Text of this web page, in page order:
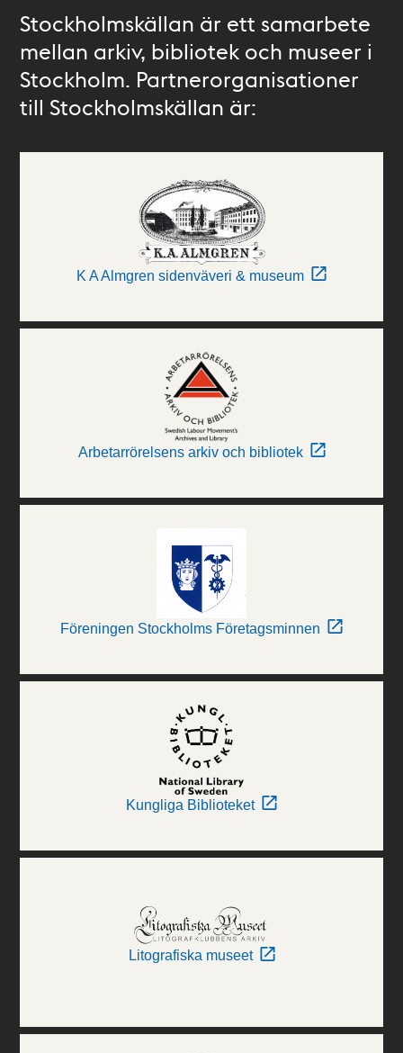
Stockholmskällan är ett samarbete
mellan arkiv, bibliotek och museer i
Stockholm. Partnerorganisationer
till Stockholmskällan är:
K A Almgren sidenväveri & museum
Arbetarrörelsens arkiv och bibliotek
Föreningen Stockholms Företagsminnen
Kungliga Biblioteket
Litografiska museet